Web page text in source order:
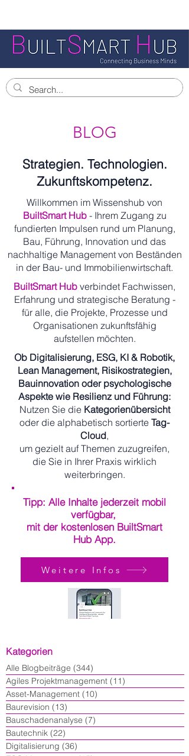
BLOG
Strategien. Technologien.
Zukunftskompetenz.
Willkommen im Wissenshub von
BuiltSmart Hub- Ihrem Zugang zu
fundierten Impulsen rund um Planung,
Bau, Führung, Innovation und das
nachhaltige Management von Beständen
in der Bau- und Immobilienwirtschaft.
BuiltSmart Hub verbindet Fachwissen,
Erfahrung und strategische Beratung -
für alle, die Projekte, Prozesse und
Organisationen zukunftsfähig
aufstellen möchten.
Ob Digitalisierung, ESG, KI & Robotik,
Lean Management, Risikostrategien,
Bauinnovation oder psychologische
Aspekte wie Resilienz und Führung:
Nutzen Sie die Kategorienübersicht
oder die alphabetisch sortierte Tag-
Cloud,
um gezielt auf Themen zuzugreifen,
die Sie in Ihrer Praxis wirklich
weiterbringen.
Tipp: Alle Inhalte jederzeit mobil
verfügbar,
mit der kostenlosen BuiltSmart
Hub App.
Weitere Infos
Kategorien
Alle Blogbeiträge (344)
Agiles Projektmanagement (11)
Asset-Management (10)
Baurevision (13)
Bauschadenanalyse (7)
Bautechnik (22)
Digitalisierung (36)